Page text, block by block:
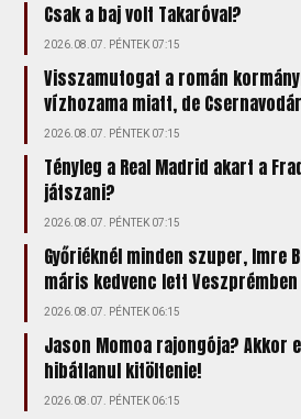
Csak a baj volt Takaróval?
2026.08.07. PÉNTEK 07:15
Visszamutogat a román
vízhozama miatt, de
2026.08.07. PÉNTEK 07:15
Tényleg a Real Madrid akart a
játszani?
2026.08.07. PÉNTEK 07:15
Győriéknél minden szuper, Imre
máris kedvenc lett Veszprémben
2026.08.07. PÉNTEK 06:15
Jason Momoa rajongója? Akkor
hibátlanul kitöltenie!
2026.08.07. PÉNTEK 06:15